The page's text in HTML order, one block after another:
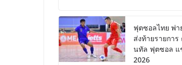
ฟุตซอลไทย พ่า
ส่งท้ายรายกา
นทัล ฟุตซอล แ
2026